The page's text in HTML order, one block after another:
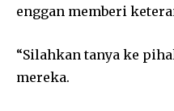
enggan memberi
“Silahkan tanya ke
mereka.